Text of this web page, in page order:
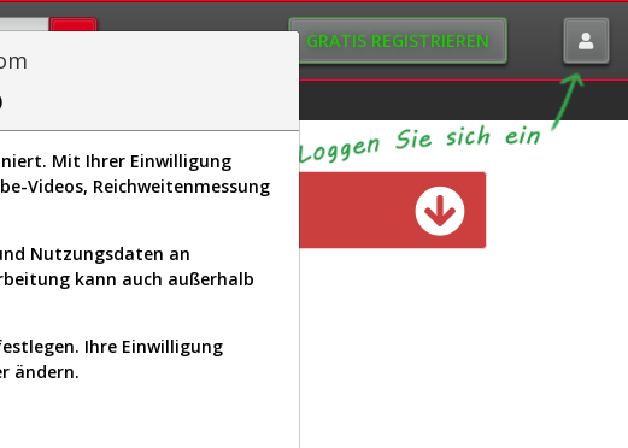
GRATIS REGISTRIEREN
verfügbar
Mit Ihrer Einwilligung
Videos, Reichweitenmessung
Nutzungsdaten an
kann auch außerhalb
Ihre Einwilligung
ändern.